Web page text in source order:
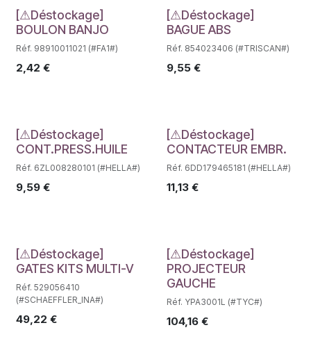
Déstockage
[⚠Déstockage]
BOULON BANJO
Réf. 98910011021 (#FA1#)
2,42 €
Déstockage
[⚠Déstockage]
BAGUE ABS
Réf. 854023406 (#TRISCAN#)
9,55€
Déstockage
[⚠Déstockage]
CONT.PRESS.HUILE
Réf. 6ZL008280101 (#HELLA#)
9,59 €
Déstockage
[⚠Déstockage]
CONTACTEUR EMBR.
Réf. 6DD179465181 (#HELLA#)
11,13€
Déstockage
[⚠Déstockage]
GATES KITS MULTI-V
Réf. 529056410
(#SCHAEFFLER_INA#)
49,22 €
Déstockage
[⚠Déstockage]
PROJECTEUR
GAUCHE
Réf. YPA3001L (#TYC#)
104,16€